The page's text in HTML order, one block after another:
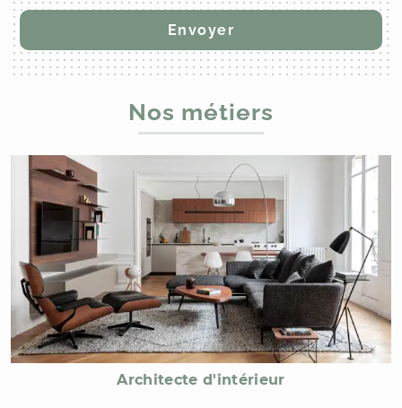
Nos métiers
Architecte d'intérieur